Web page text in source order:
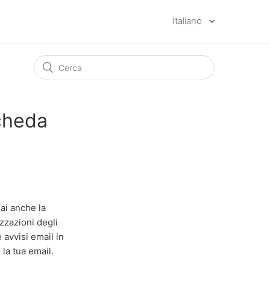
Italiano
anche la
degli
avvisi email in
tua email.